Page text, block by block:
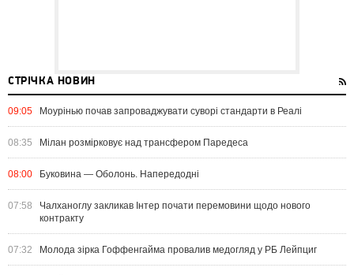
СТРІЧКА НОВИН
09:05 Моурінью почав запроваджувати суворі стандарти в Реалі
08:35 Мілан розмірковує над трансфером Паредеса
08:00 Буковина — Оболонь. Напередодні
07:58
Чалханоглу закликав Інтер почати перемовини щодо нового
контракту
07:32 Молода зірка Гоффенгайма провалив медогляд у РБ Лейпциг